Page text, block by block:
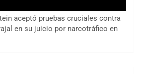
aceptó pruebas cruciales contra
en su juicio por narcotráfico en